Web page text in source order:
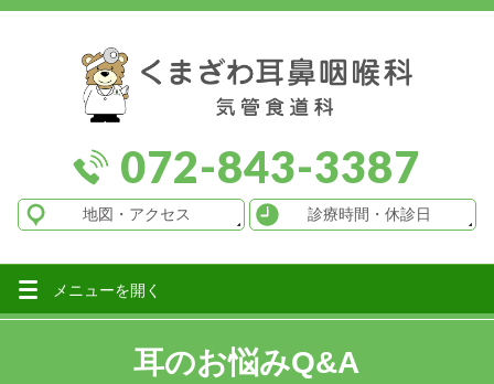
072-843-3387
地図 ・アクセス 診療時間 ・休診日
メニューを開く
耳のお悩みQ&A